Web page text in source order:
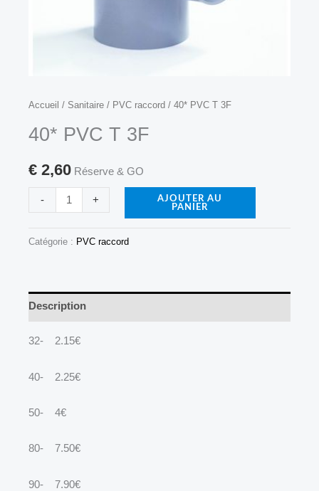
Accueil / Sanitaire / PVC raccord / 40* PVC T 3F
40* PVC T 3F
€ 2,60 Réserve & GO
-
quantité
40*
PVC
+
AJOUTER AU
PANIER
Catégorie : PVC raccord
Description
32- 2.15€
40- 2.25€
50- 4€
80- 7.50€
90- 7.90€